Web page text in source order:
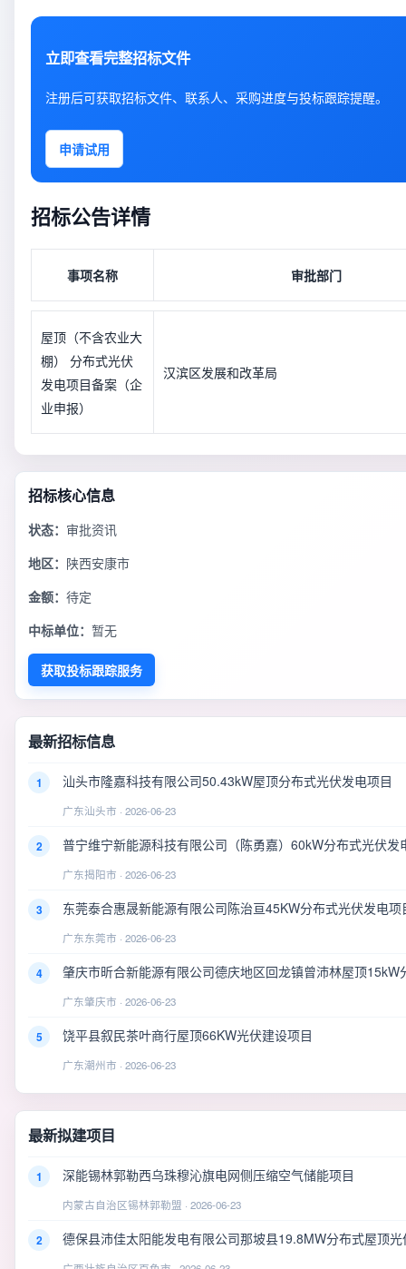
立即查看完整招标文件
注册后可获取招标文件、联系人、采购进度与投标跟踪提醒。
申请试用
招标公告详情
事项名称 审批部门
屋顶（不含农业大
棚） 分布式光伏
发电项目备案（企
业申报）
汉滨区发展和改革局
招标核心信息
状态： 审批资讯
地区： 陕西安康市
金额： 待定
中标单位： 暂无
获取投标跟踪服务
最新招标信息
1 汕头市隆嘉科技有限公司50.43kW屋顶分布式光伏发电项目
广东汕头市 · 2026-06-23
2 普宁维宁新能源科技有限公司（陈勇嘉）60kW分布式光伏发
广东揭阳市 · 2026-06-23
3 东莞泰合惠晟新能源有限公司陈治亘45KW分布式光伏发电项
广东东莞市 · 2026-06-23
4 肇庆市昕合新能源有限公司德庆地区回龙镇曾沛林屋顶15kW
广东肇庆市 · 2026-06-23
5 饶平县叙民茶叶商行屋顶66KW光伏建设项目
广东潮州市 · 2026-06-23
最新拟建项目
1 深能锡林郭勒西乌珠穆沁旗电网侧压缩空气储能项目
内蒙古自治区锡林郭勒盟 · 2026-06-23
2 德保县沛佳太阳能发电有限公司那坡县19.8MW分布式屋顶